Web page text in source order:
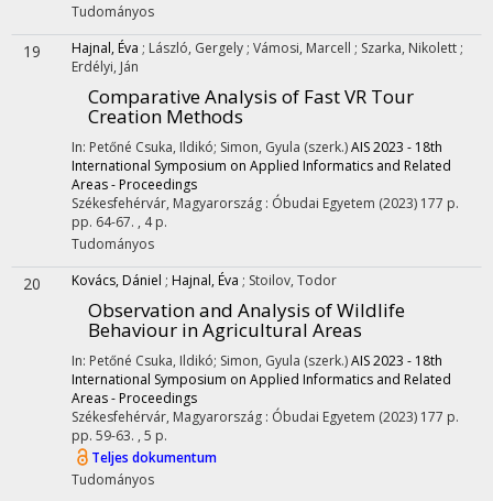
Tudományos
19 Hajnal, Éva ; László, Gergely ; Vámosi, Marcell ; Szarka, Nikolett ;
Erdélyi, Ján
Comparative Analysis of Fast VR Tour
Creation Methods
In: Petőné Csuka, Ildikó; Simon, Gyula (szerk.)AIS 2023 - 18th
International Symposium on Applied Informatics and Related
Areas - Proceedings
Székesfehérvár, Magyarország : Óbudai Egyetem (2023) 177 p.
pp. 64-67. , 4 p.
Tudományos
20 Kovács, Dániel ; Hajnal, Éva ; Stoilov, Todor
Observation and Analysis of Wildlife
Behaviour in Agricultural Areas
In: Petőné Csuka, Ildikó; Simon, Gyula (szerk.)AIS 2023 - 18th
International Symposium on Applied Informatics and Related
Areas - Proceedings
Székesfehérvár, Magyarország : Óbudai Egyetem (2023) 177 p.
pp. 59-63. , 5 p.
Teljes dokumentum
Tudományos